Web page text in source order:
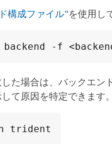
構成ファイル"を使用し
-f
た場合は、バックエン
て原因を特定できます。
trident